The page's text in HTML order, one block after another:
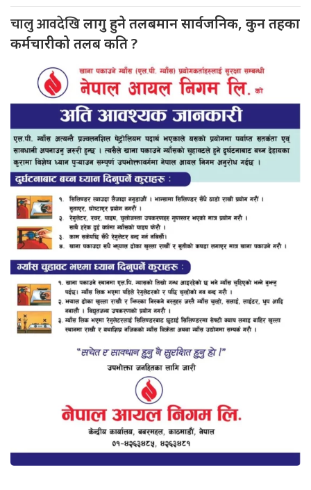
चालु आवदेखिलागु हुने तलबमान सार्वजनिक, कुन तहका
कर्मचारीको तलब कति ?